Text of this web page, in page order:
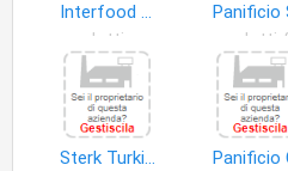
Interfood S.r.l
Sterk Turkish Kurdish Kebab Pizza S.a.s. di Talan Huseyin e C